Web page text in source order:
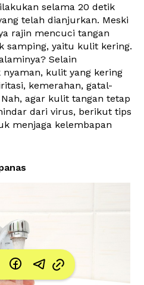
selama 20 detik
telah dianjurkan. Meski
rajin mencuci tangan
samping, yaitu kulit kering.
Selain
kulit yang kering
kemerahan, gatal-
agar kulit tangan tetap
dari virus, berikut tips
menjaga kelembapan